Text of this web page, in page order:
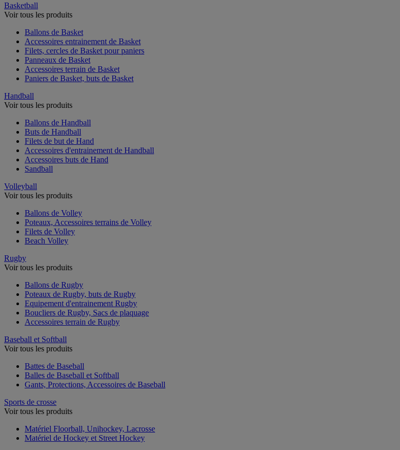
Basketball
Voir tous les produits
Ballons de Basket
Accessoires entrainement de Basket
Filets, cercles de Basket pour paniers
Panneaux de Basket
Accessoires terrain de Basket
Paniers de Basket, buts de Basket
Handball
Voir tous les produits
Ballons de Handball
Buts de Handball
Filets de but de Hand
Accessoires d'entrainement de Handball
Accessoires buts de Hand
Sandball
Volleyball
Voir tous les produits
Ballons de Volley
Poteaux, Accessoires terrains de Volley
Filets de Volley
Beach Volley
Rugby
Voir tous les produits
Ballons de Rugby
Poteaux de Rugby, buts de Rugby
Equipement d'entrainement Rugby
Boucliers de Rugby, Sacs de plaquage
Accessoires terrain de Rugby
Baseball et Softball
Voir tous les produits
Battes de Baseball
Balles de Baseball et Softball
Gants, Protections, Accessoires de Baseball
Sports de crosse
Voir tous les produits
Matériel Floorball, Unihockey, Lacrosse
Matériel de Hockey et Street Hockey